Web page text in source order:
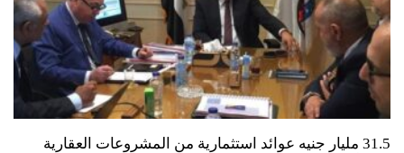
31.5 مليار جنيه عوائد استثمارية من المشروعات العقارية